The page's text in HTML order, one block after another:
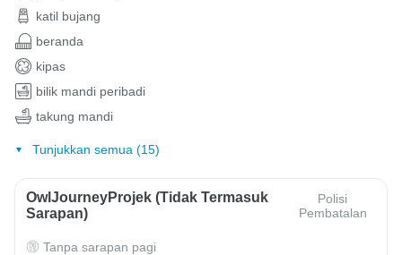
katil bujang
beranda
kipas
bilik mandi peribadi
takung mandi
Tunjukkan semua (15)
OwlJourneyProjek (Tidak Termasuk
Sarapan)
Polisi
Pembatalan
Tanpa sarapan pagi